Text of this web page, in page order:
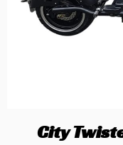
City